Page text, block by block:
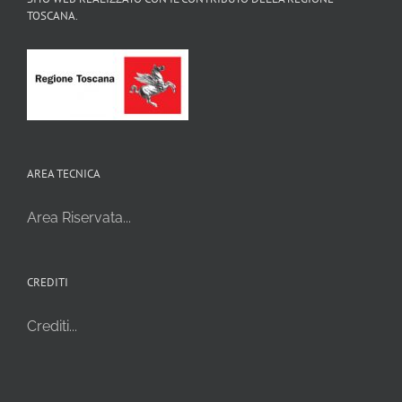
TOSCANA.
AREA TECNICA
Area Riservata...
CREDITI
Crediti...